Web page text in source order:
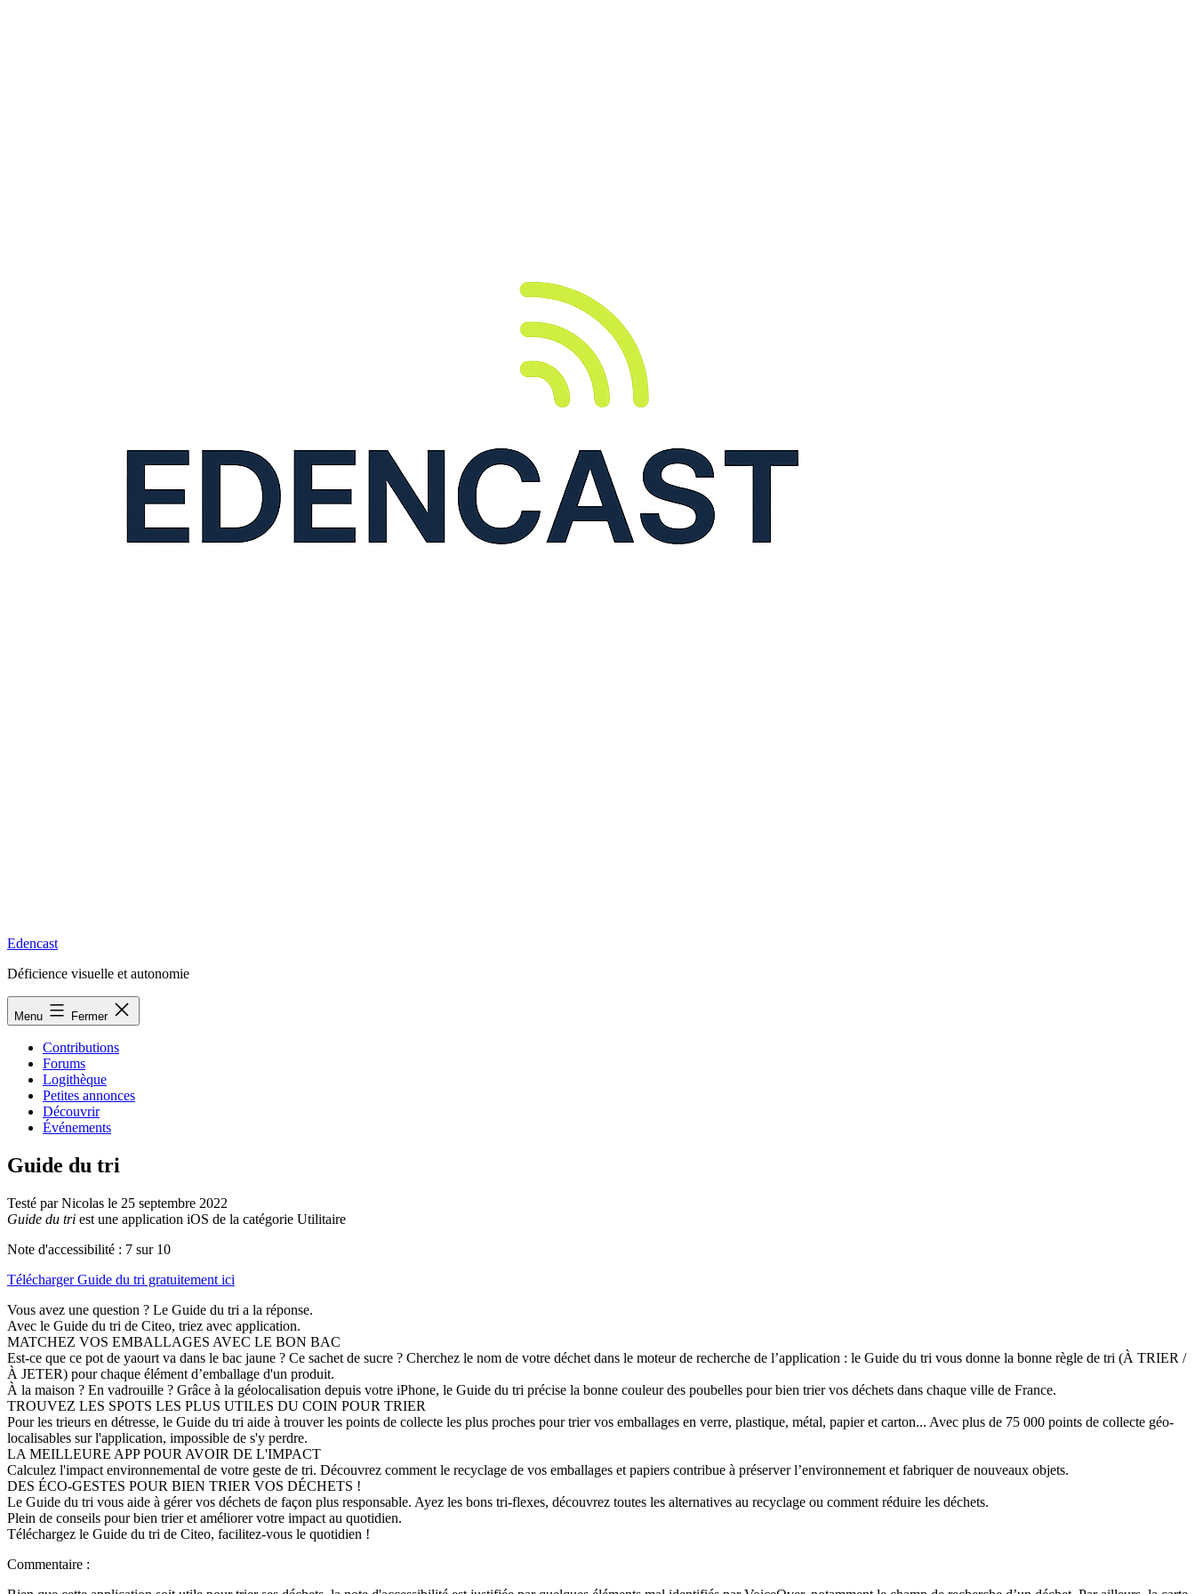
Edencast
Déficience visuelle et autonomie
Menu Fermer
Contributions
Forums
Logithèque
Petites annonces
Découvrir
Événements
Guide du tri
Testé par Nicolas le 25 septembre 2022
Guide du tri est une application iOS de la catégorie Utilitaire
Note d'accessibilité : 7 sur 10
TéléchargerGuide du tri gratuitement ici
Vous avez une question ? Le Guide du tri a la réponse.
Avec le Guide du tri de Citeo, triez avec application.
MATCHEZ VOS EMBALLAGES AVEC LE BON BAC
Est-ce que ce pot de yaourt va dans le bac jaune ? Ce sachet de sucre ? Cherchez le nom de votre déchet dans le moteur de recherche de l’application : le Guide du tri vous donne la bonne règle de tri (À TRIER /
À JETER) pour chaque élément d’emballage d'un produit.
À la maison ? En vadrouille ? Grâce à la géolocalisation depuis votre iPhone, le Guide du tri précise la bonne couleur des poubelles pour bien trier vos déchets dans chaque ville de France.
TROUVEZ LES SPOTS LES PLUS UTILES DU COIN POUR TRIER
Pour les trieurs en détresse, le Guide du tri aide à trouver les points de collecte les plus proches pour trier vos emballages en verre, plastique, métal, papier et carton... Avec plus de 75 000 points de collecte géo-
localisables sur l'application, impossible de s'y perdre.
LA MEILLEURE APP POUR AVOIR DE L'IMPACT
Calculez l'impact environnemental de votre geste de tri. Découvrez comment le recyclage de vos emballages et papiers contribue à préserver l’environnement et fabriquer de nouveaux objets.
DES ÉCO-GESTES POUR BIEN TRIER VOS DÉCHETS !
Le Guide du tri vous aide à gérer vos déchets de façon plus responsable. Ayez les bons tri-flexes, découvrez toutes les alternatives au recyclage ou comment réduire les déchets.
Plein de conseils pour bien trier et améliorer votre impact au quotidien.
Téléchargez le Guide du tri de Citeo, facilitez-vous le quotidien !
Commentaire :